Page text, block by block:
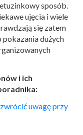
sposób.
ujęcia i wiele
się zatem
dużych
i ich
uwagę przy